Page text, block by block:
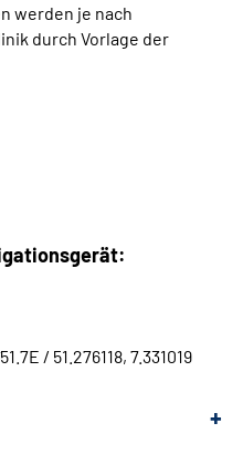
werden je nach
durch Vorlage der
/ 51.276118, 7.331019